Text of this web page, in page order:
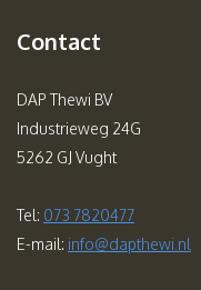
Contact
DAP Thewi BV
Industrieweg 24G
5262 GJ Vught
Tel: 073 7820477
E-mail: info@dapthewi.nl